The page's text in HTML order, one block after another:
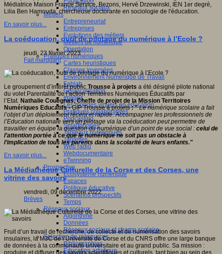
Réseaux sociaux
Métiers
Entrepreneuriat
Entreprises
Evolutions des métiers
Métiers du numérique
Orientation
Pratiques numériques
Cartes heuristiques
Classes inversées
Environnement Numérique de Travail
Fablab
Géolocalisation
Images
Les mondes virtuels en éducation
Pratiques collaboratives
Podcasting
Smartphones
Tableaux numériques
Tablettes
Web radio
Webdocumentaire
eTwinning
Prospective
Ecosystème numérique
Espaces
Politique éducative
Scénarios prospectifs
Temps
Réseaux sociaux
Algorithme
Données
Réseaux sociaux et champ scolaire
Sélection de ressources
Bibliographies
Education artistique
Médiatrice Maison France Service, Bezons, Hervé Drzewinski, IEN 1er degré,
Lilia Ben Hamouda, chercheuse doctorante en sociologie de l'éducation.
En savoir plus...
La coéducation, outil de pilotage du numérique à l’Ecole ?
jeudi, 23 février 2023
Fait marquant
Le groupement d’intérêt publicTrousse à projets a été désigné pilote national
du volet Parentalité de l’action Territoires Numériques Éducatifs par
l’Etat. Nathalie Couégnas, Cheffe de projet de la Mission Territoires
Numériques Educatifs -GIP Trousse à projets: "Le numérique scolaire a fait
l’objet d’un déploiement récent et rapide. Accompagner les professionnels de
l’Education nationale vers un pilotage via la coéducation peut permettre de
travailler en équipe la question du numérique d’un point de vue social : celui de
l’attention portée à ce que le numérique ne soit pas un obstacle à
l’implication de tous les parents dans la scolarité de leurs enfants."
En savoir plus...
La Médiathèque Culturelle de la Corse et des Corses, une
vitrine des savoirs
vendredi, 09 décembre 2022
Brèves
Fruit d’un travail de recherche, de collecte et de numérisation des savoirs
insulaires, la M3C de l’Université de Corse et du CNRS offre une large banque
de données à la communauté universitaire et au grand public. Sa mission :